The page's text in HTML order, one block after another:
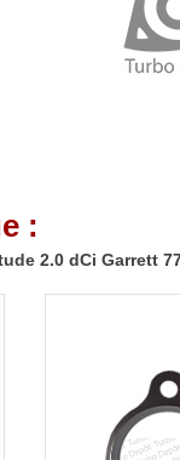
:
2.0 dCi Garrett